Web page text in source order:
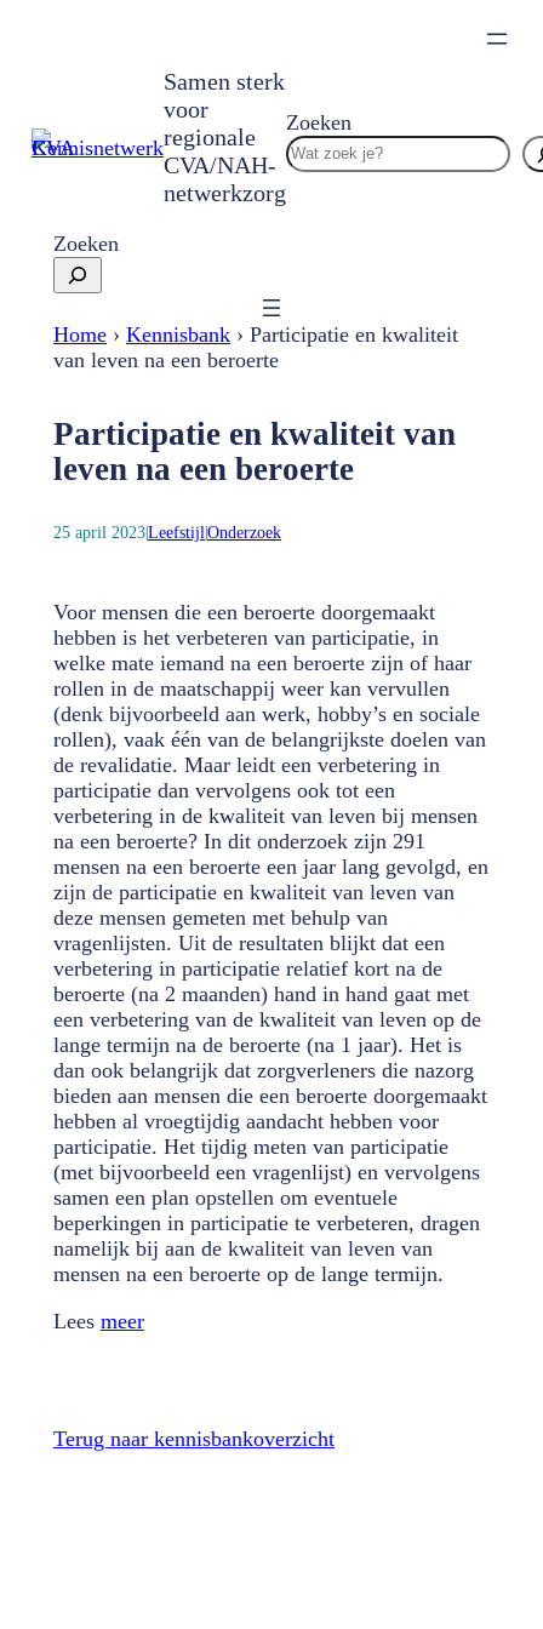
Samen sterk
voor
regionale
CVA/NAH-
netwerkzorg
Zoeken
Zoeken
Home › Kennisbank › Participatie en kwaliteit
van leven na een beroerte
Participatie en kwaliteit van
leven na een beroerte
25 april 2023|Leefstijl|Onderzoek
Voor mensen die een beroerte doorgemaakt
hebben is het verbeteren van participatie, in
welke mate iemand na een beroerte zijn of haar
rollen in de maatschappij weer kan vervullen
(denk bijvoorbeeld aan werk, hobby’s en sociale
rollen), vaak één van de belangrijkste doelen van
de revalidatie. Maar leidt een verbetering in
participatie dan vervolgens ook tot een
verbetering in de kwaliteit van leven bij mensen
na een beroerte? In dit onderzoek zijn 291
mensen na een beroerte een jaar lang gevolgd, en
zijn de participatie en kwaliteit van leven van
deze mensen gemeten met behulp van
vragenlijsten. Uit de resultaten blijkt dat een
verbetering in participatie relatief kort na de
beroerte (na 2 maanden) hand in hand gaat met
een verbetering van de kwaliteit van leven op de
lange termijn na de beroerte (na 1 jaar). Het is
dan ook belangrijk dat zorgverleners die nazorg
bieden aan mensen die een beroerte doorgemaakt
hebben al vroegtijdig aandacht hebben voor
participatie. Het tijdig meten van participatie
(met bijvoorbeeld een vragenlijst) en vervolgens
samen een plan opstellen om eventuele
beperkingen in participatie te verbeteren, dragen
namelijk bij aan de kwaliteit van leven van
mensen na een beroerte op de lange termijn.
Lees meer
Terug naar kennisbankoverzicht